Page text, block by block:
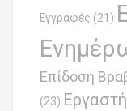
Εγγραφές (21)
Επίδοση
(23)